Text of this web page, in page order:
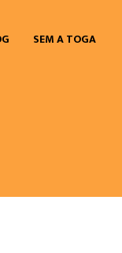
SEM A TOGA